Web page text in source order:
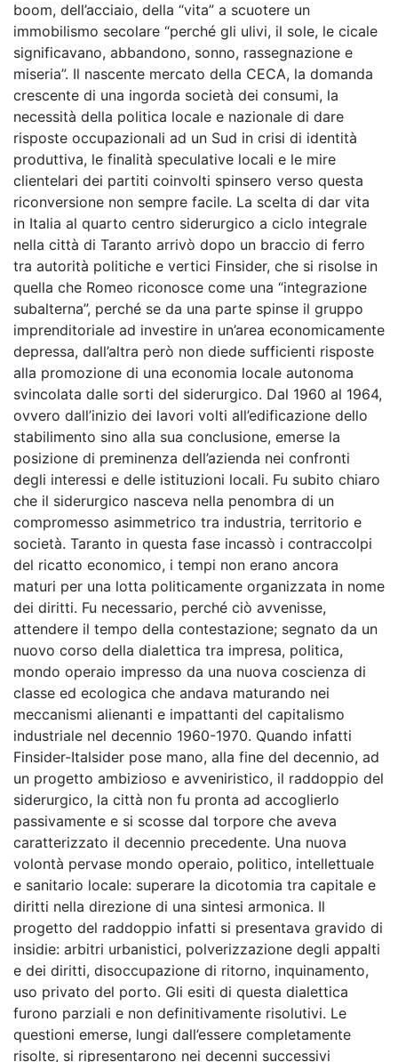
boom, dell’acciaio, della “vita” a scuotere un
immobilismo secolare “perché gli ulivi, il sole, le cicale
significavano, abbandono, sonno, rassegnazione e
miseria”. Il nascente mercato della CECA, la domanda
crescente di una ingorda società dei consumi, la
necessità della politica locale e nazionale di dare
risposte occupazionali ad un Sud in crisi di identità
produttiva, le finalità speculative locali e le mire
clientelari dei partiti coinvolti spinsero verso questa
riconversione non sempre facile. La scelta di dar vita
in Italia al quarto centro siderurgico a ciclo integrale
nella città di Taranto arrivò dopo un braccio di ferro
tra autorità politiche e vertici Finsider, che si risolse in
quella che Romeo riconosce come una “integrazione
subalterna”, perché se da una parte spinse il gruppo
imprenditoriale ad investire in un’area economicamente
depressa, dall’altra però non diede sufficienti risposte
alla promozione di una economia locale autonoma
svincolata dalle sorti del siderurgico. Dal 1960 al 1964,
ovvero dall’inizio dei lavori volti all’edificazione dello
stabilimento sino alla sua conclusione, emerse la
posizione di preminenza dell’azienda nei confronti
degli interessi e delle istituzioni locali. Fu subito chiaro
che il siderurgico nasceva nella penombra di un
compromesso asimmetrico tra industria, territorio e
società. Taranto in questa fase incassò i contraccolpi
del ricatto economico, i tempi non erano ancora
maturi per una lotta politicamente organizzata in nome
dei diritti. Fu necessario, perché ciò avvenisse,
attendere il tempo della contestazione; segnato da un
nuovo corso della dialettica tra impresa, politica,
mondo operaio impresso da una nuova coscienza di
classe ed ecologica che andava maturando nei
meccanismi alienanti e impattanti del capitalismo
industriale nel decennio 1960-1970. Quando infatti
Finsider-Italsider pose mano, alla fine del decennio, ad
un progetto ambizioso e avveniristico, il raddoppio del
siderurgico, la città non fu pronta ad accoglierlo
passivamente e si scosse dal torpore che aveva
caratterizzato il decennio precedente. Una nuova
volontà pervase mondo operaio, politico, intellettuale
e sanitario locale: superare la dicotomia tra capitale e
diritti nella direzione di una sintesi armonica. Il
progetto del raddoppio infatti si presentava gravido di
insidie: arbitri urbanistici, polverizzazione degli appalti
e dei diritti, disoccupazione di ritorno, inquinamento,
uso privato del porto. Gli esiti di questa dialettica
furono parziali e non definitivamente risolutivi. Le
questioni emerse, lungi dall’essere completamente
risolte, si ripresentarono nei decenni successivi